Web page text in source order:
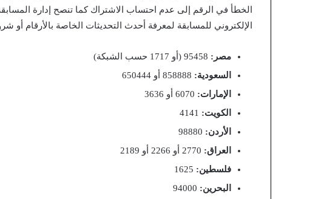
الإلكتروني للمسابقة لمعرفة أحدث التحديثات الخاصة بالأرقام أو
مصر:
السعودية:
الإمارات:
الكويت:
الأردن:
العراق:
فلسطين:
البحرين: